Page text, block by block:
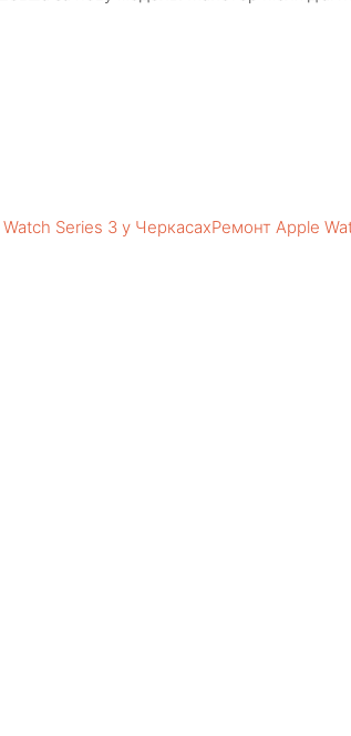
Series 3 у ЧеркасахРемонт Apple